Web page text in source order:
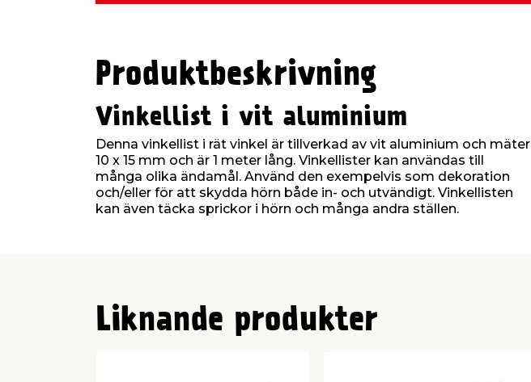
Produktbeskrivning
Vinkellist i vit aluminium
Denna vinkellist i rät vinkel är tillverkad av vit aluminium och mäter
10 x 15 mm och är 1 meter lång. Vinkellister kan användas till
många olika ändamål. Använd den exempelvis som dekoration
och/eller för att skydda hörn både in- och utvändigt. Vinkellisten
kan även täcka sprickor i hörn och många andra ställen.
Liknande produkter